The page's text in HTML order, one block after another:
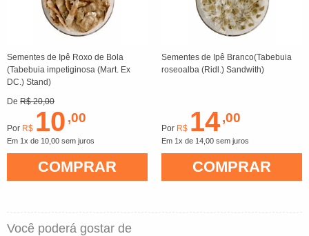
Sementes de Ipê Roxo de Bola
(Tabebuia impetiginosa (Mart. Ex
DC.) Stand)
De R$ 20,00
Por R$ 10 ,00
Em 1x de 10,00 sem juros
COMPRAR
Sementes de Ipê Branco(Tabebuia
roseoalba (Ridl.) Sandwith)
Por R$ 14,00
Em 1x de 14,00 sem juros
COMPRAR
Você poderá gostar de